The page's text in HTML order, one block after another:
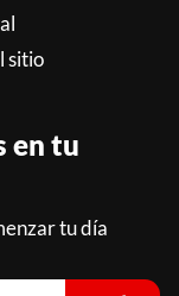
sitio
en tu
tu día